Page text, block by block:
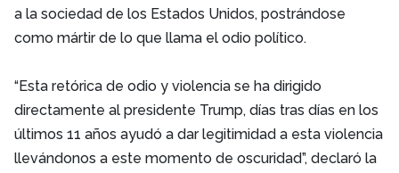
a la sociedad de los Estados Unidos, postrándose
como mártir de lo que llama el odio político.
“Esta retórica de odio y violencia se ha dirigido
directamente al presidente Trump, días tras días en los
últimos 11 años ayudó a dar legitimidad a esta violencia
llevándonos a este momento de oscuridad”, declaró la